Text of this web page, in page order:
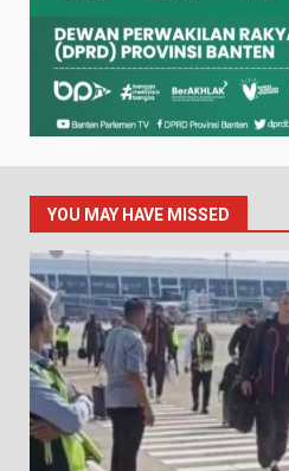
YOU MAY HAVE MISSED